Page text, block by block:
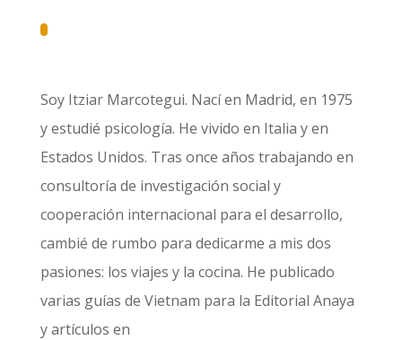
Soy Itziar Marcotegui. Nací en Madrid, en 1975
y estudié psicología. He vivido en Italia y en
Estados Unidos. Tras once años trabajando en
consultoría de investigación social y
cooperación internacional para el desarrollo,
cambié de rumbo para dedicarme a mis dos
pasiones: los viajes y la cocina. He publicado
varias guías de Vietnam para la Editorial Anaya
y artículos en